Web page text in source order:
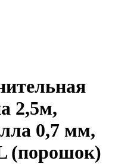
2,5м,
0,7 мм,
(порошок)